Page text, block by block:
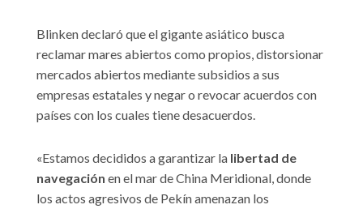
Blinken declaró que el gigante asiático busca
reclamar mares abiertos como propios, distorsionar
mercados abiertos mediante subsidios a sus
empresas estatales y negar o revocar acuerdos con
países con los cuales tiene desacuerdos.
«Estamos decididos a garantizar la libertad de
navegación en el mar de China Meridional, donde
los actos agresivos de Pekín amenazan los